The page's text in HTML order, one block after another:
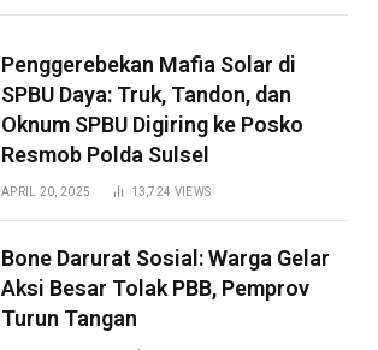
Penggerebekan Mafia Solar di
SPBU Daya: Truk, Tandon, dan
Oknum SPBU Digiring ke Posko
Resmob Polda Sulsel
APRIL 20, 2025 13,724 VIEWS
Bone Darurat Sosial: Warga Gelar
Aksi Besar Tolak PBB, Pemprov
Turun Tangan